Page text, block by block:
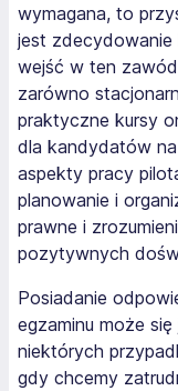
wymagana, to
jest
wejść w ten
zarówno
praktyczne kursy
dla kandydatów
aspekty pracy
planowanie i
prawne i
pozytywnych
Posiadanie
egzaminu może
niektórych
gdy chcemy